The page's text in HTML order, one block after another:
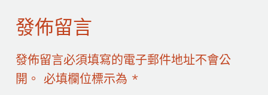
發佈留言
發佈留言必須填寫的電子郵件地址不會公
開。 必填欄位標示為 *